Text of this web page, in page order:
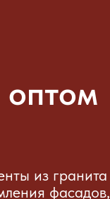
из гранита
фасадов,